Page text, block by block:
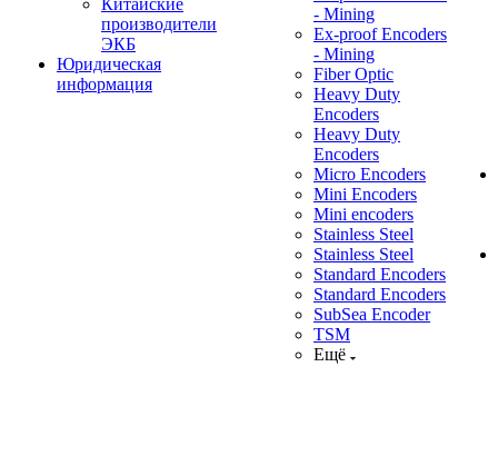
Китайские
производители
ЭКБ
Юридическая
информация
- Mining
Ex-proof Encoders
- Mining
Fiber Optic
Heavy Duty
Encoders
Heavy Duty
Encoders
Micro Encoders
Mini Encoders
Mini encoders
Stainless Steel
Stainless Steel
Standard Encoders
Standard Encoders
SubSea Encoder
TSM
Ещё